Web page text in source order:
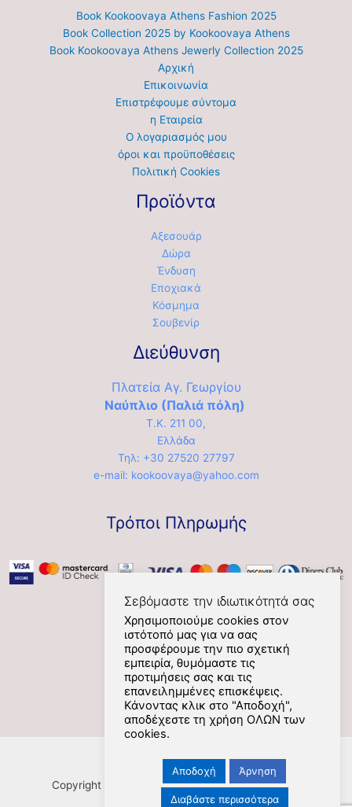
Book Kookoovaya Athens Fashion 2025
Book Collection 2025 by Kookoovaya Athens
Book Kookoovaya Athens Jewerly Collection 2025
Αρχική
Επικοινωνία
Επιστρέφουμε σύντομα
η Εταιρεία
Ο λογαριασμός μου
όροι και προϋποθέσεις
Πολιτική Cookies
Προϊόντα
Αξεσουάρ
Δώρα
Ένδυση
Εποχιακά
Κόσμημα
Σουβενίρ
Διεύθυνση
Πλατεία Αγ. Γεωργίου
Ναύπλιο (Παλιά πόλη)
Τ.Κ. 211 00,
Ελλάδα
Τηλ: +30 27520 27797
e-mail: kookoovaya@yahoo.com
Τρόποι Πληρωμής
Social
Copyright [Nafplios] [2021] [kookoovaya.online] |
Σεβόμαστε την ιδιωτικότητά σας
Χρησιμοποιούμε cookies στον
ιστότοπό μας για να σας
προσφέρουμε την πιο σχετική
εμπειρία, θυμόμαστε τις
προτιμήσεις σας και τις
επανειλημμένες επισκέψεις.
Κάνοντας κλικ στο "Αποδοχή",
αποδέχεστε τη χρήση ΟΛΩΝ των
cookies.
Αποδοχή Άρνηση
Διαβάστε περισσότερα